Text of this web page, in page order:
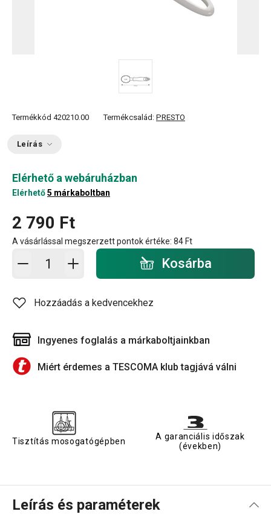
Termékkód 420210.00 Termékcsalád: PRESTO
Leírás
Elérhető a webáruházban
Elérhető5 márkaboltban
2 790 Ft
A vásárlással megszerzett pontok értéke: 84 Ft
Kosárba - mennyiség Kosárba
Hozzáadás a kedvencekhez
Ingyenes foglalás a márkaboltjainkban
Miért érdemes a TESCOMA klub tagjává válni
Tisztítás mosogatógépben
A garanciális időszak
(években)
Leírás és paraméterek